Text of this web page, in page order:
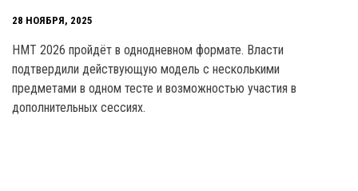
28 НОЯБРЯ, 2025
НМТ 2026 пройдёт в однодневном формате. Власти
подтвердили действующую модель с несколькими
предметами в одном тесте и возможностью участия в
дополнительных сессиях.